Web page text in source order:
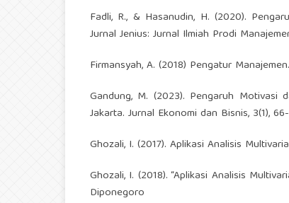
Fadli, R., & Hasanudin, H. (2020).
Jurnal Jenius: Jurnal Ilmiah Prodi
Firmansyah, A. (2018) Pengatur
Gandung, M. (2023). Pengaruh Motivasi
Jakarta. Jurnal Ekonomi dan Bisnis, 3(1),
Ghozali, I. (2017). Aplikasi Analisis
Ghozali, I. (2018). “Aplikasi Analisis
Diponegoro